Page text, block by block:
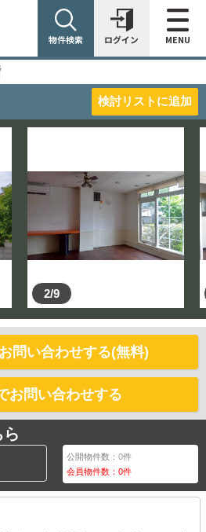
物件検索 ログイン MENU
検討リストに追加
2/9
問い合わせする(無料)
お問い合わせする
公開物件数：0件
会員物件数：0件